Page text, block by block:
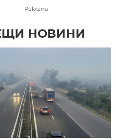
Реклама
НОВИНИ